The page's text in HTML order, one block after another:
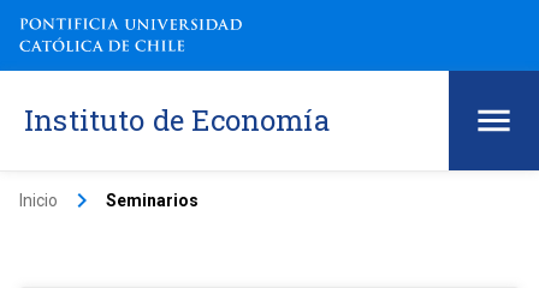
Instituto de Economía
Inicio keyboard_arrow_right Seminarios